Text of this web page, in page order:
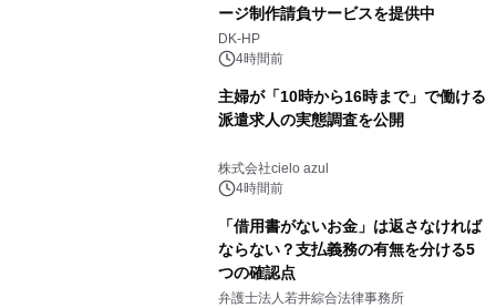
ージ制作請負サービスを提供中
DK-HP
4時間前
主婦が「10時から16時まで」で働ける
派遣求人の実態調査を公開
株式会社cielo azul
4時間前
「借用書がないお金」は返さなければ
ならない？支払義務の有無を分ける5
つの確認点
弁護士法人若井綜合法律事務所